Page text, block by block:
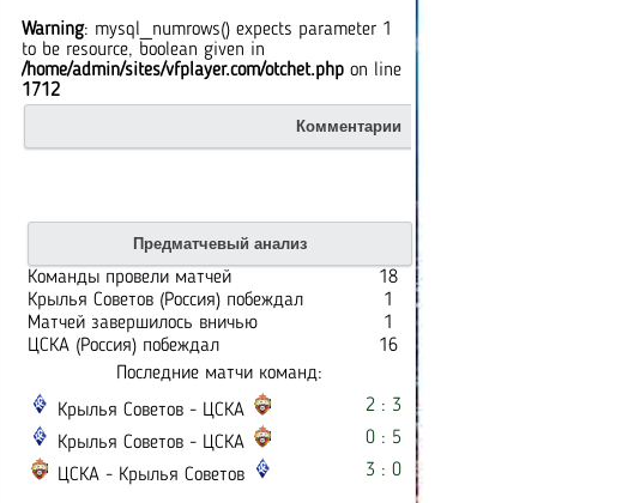
Warning: mysql_numrows() expects parameter 1
to be resource, boolean given in
/home/admin/sites/vfplayer.com/otchet.php on line
1712
Комментарии
in
/home/admin/sites/vfplayer.com/otchet.php
on line1712
V@neXX
: Ну чтож, зарешало
индивидуальное мастерство))
не были слабее сегодня. Цска
ждём первенство.
: Огого, 5 замен за раз.
15.09.2016; 20:57
: Крепкий коллектив в
собрался.
15.09.2016; 20:49
Предматчевый анализ
Команды провели матчей
18
Крылья Советов (Россия) побеждал
1
Матчей завершилось вничью
1
ЦСКА (Россия) побеждал
16
Последние матчи команд:
Крылья Советов - ЦСКА
2 : 3
Крылья Советов - ЦСКА
0 : 5
ЦСКА - Крылья Советов
3 : 0